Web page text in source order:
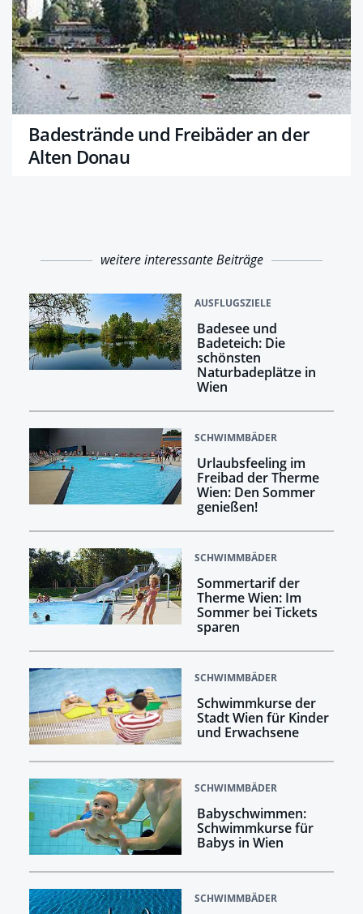
Badestrände und Freibäder an der
Alten Donau
weitere interessante Beiträge
AUSFLUGSZIELE
Badesee und
Badeteich: Die
schönsten
Naturbadeplätze in
Wien
SCHWIMMBÄDER
Urlaubsfeeling im
Freibad der Therme
Wien: Den Sommer
genießen!
SCHWIMMBÄDER
Sommertarif der
Therme Wien: Im
Sommer bei Tickets
sparen
SCHWIMMBÄDER
Schwimmkurse der
Stadt Wien für Kinder
und Erwachsene
SCHWIMMBÄDER
Babyschwimmen:
Schwimmkurse für
Babys in Wien
SCHWIMMBÄDER